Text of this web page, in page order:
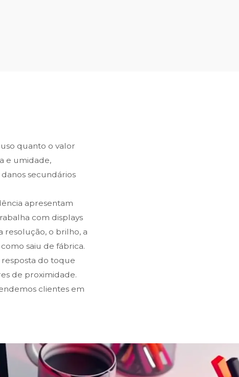
quanto o valor
e umidade,
secundários
apresentam
com displays
resolução, o brilho, a
saiu de fábrica.
resposta do toque
de proximidade.
clientes em